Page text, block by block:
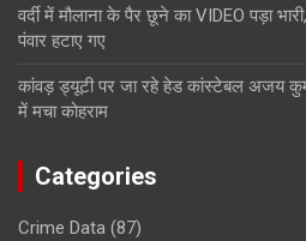
वर्दी में मौलाना के पैर छूने का VIDEO पड़ा
पंवार हटाए गए
कांवड़ ड्यूटी पर जा रहे हेड कांस्टेबल अजय
में मचा कोहराम
Categories
Crime Data (87)